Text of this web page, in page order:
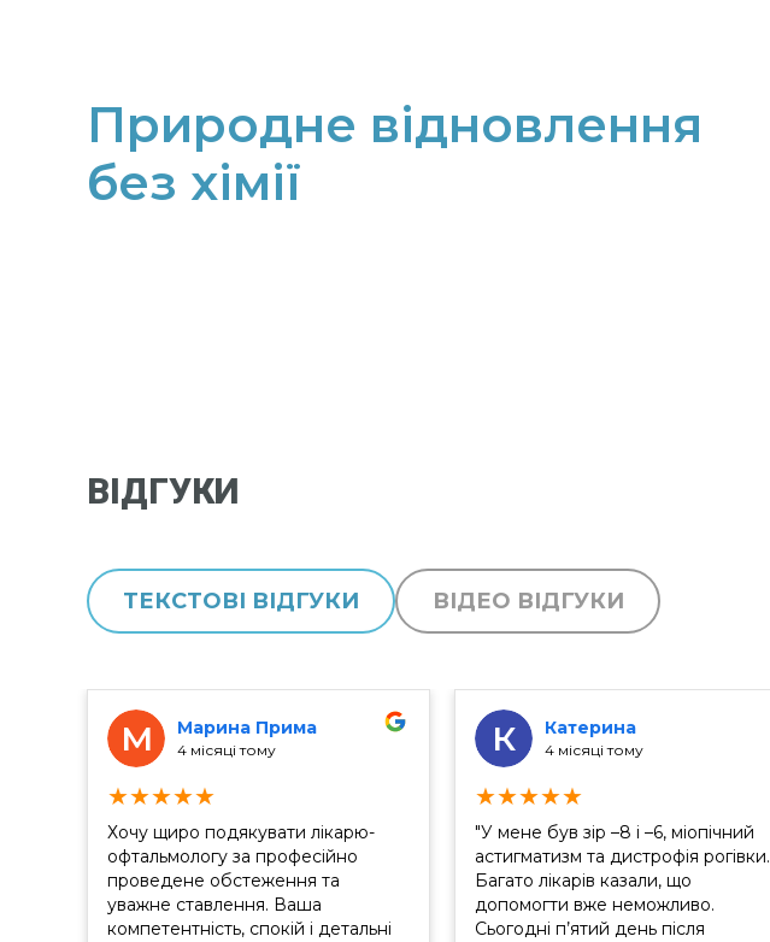
Природне відновлення
без хімії
ВІДГУКИ
ТЕКСТОВІ ВІДГУКИ ВІДЕО ВІДГУКИ
М Марина Прима
4 місяці тому
★★★★★
Хочу щиро подякувати лікарю-
офтальмологу за професійно
проведене обстеження та
уважне ставлення. Ваша
компетентність, спокій і детальні
К Катерина
4 місяці тому
★★★★★
"У мене був зір –8 і –6, міопічний
астигматизм та дистрофія рогівки.
Багато лікарів казали, що
допомогти вже неможливо.
Сьогодні п’ятий день після